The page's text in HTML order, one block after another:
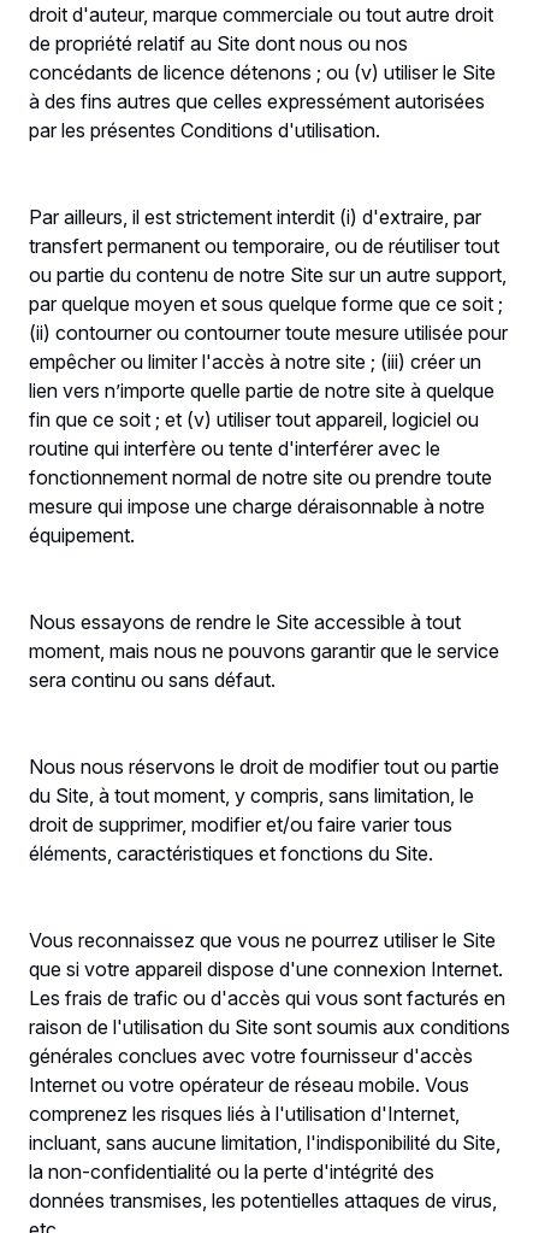
droit d'auteur, marque commerciale ou tout autre droit
de propriété relatif au Site dont nous ou nos
concédants de licence détenons ; ou (v) utiliser le Site
à des fins autres que celles expressément autorisées
par les présentes Conditions d'utilisation.
Par ailleurs, il est strictement interdit (i) d'extraire, par
transfert permanent ou temporaire, ou de réutiliser tout
ou partie du contenu de notre Site sur un autre support,
par quelque moyen et sous quelque forme que ce soit ;
(ii) contourner ou contourner toute mesure utilisée pour
empêcher ou limiter l'accès à notre site ; (iii) créer un
lien vers n’importe quelle partie de notre site à quelque
fin que ce soit ; et (v) utiliser tout appareil, logiciel ou
routine qui interfère ou tente d'interférer avec le
fonctionnement normal de notre site ou prendre toute
mesure qui impose une charge déraisonnable à notre
équipement.
Nous essayons de rendre le Site accessible à tout
moment, mais nous ne pouvons garantir que le service
sera continu ou sans défaut.
Nous nous réservons le droit de modifier tout ou partie
du Site, à tout moment, y compris, sans limitation, le
droit de supprimer, modifier et/ou faire varier tous
éléments, caractéristiques et fonctions du Site.
Vous reconnaissez que vous ne pourrez utiliser le Site
que si votre appareil dispose d'une connexion Internet.
Les frais de trafic ou d'accès qui vous sont facturés en
raison de l'utilisation du Site sont soumis aux conditions
générales conclues avec votre fournisseur d'accès
Internet ou votre opérateur de réseau mobile. Vous
comprenez les risques liés à l'utilisation d'Internet,
incluant, sans aucune limitation, l'indisponibilité du Site,
la non-confidentialité ou la perte d'intégrité des
données transmises, les potentielles attaques de virus,